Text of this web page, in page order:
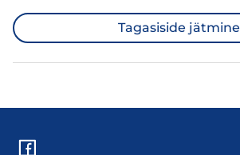
Tagasiside jätmine